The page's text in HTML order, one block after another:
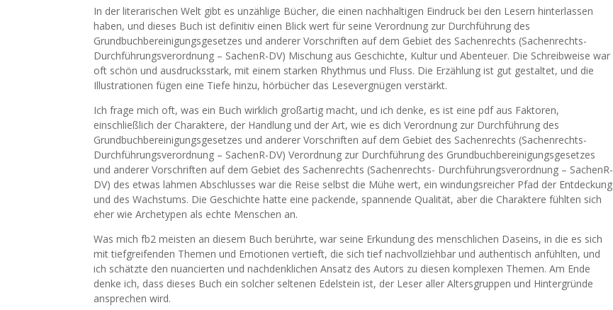
In der literarischen Welt gibt es unzählige Bücher, die einen nachhaltigen Eindruck bei den Lesern hinterlassen
haben, und dieses Buch ist definitiv einen Blick wert für seine Verordnung zur Durchführung des
Grundbuchbereinigungsgesetzes und anderer Vorschriften auf dem Gebiet des Sachenrechts (Sachenrechts-
Durchführungsverordnung – SachenR-DV) Mischung aus Geschichte, Kultur und Abenteuer. Die Schreibweise war
oft schön und ausdrucksstark, mit einem starken Rhythmus und Fluss. Die Erzählung ist gut gestaltet, und die
Illustrationen fügen eine Tiefe hinzu, hörbücher das Lesevergnügen verstärkt.
Ich frage mich oft, was ein Buch wirklich großartig macht, und ich denke, es ist eine pdf aus Faktoren,
einschließlich der Charaktere, der Handlung und der Art, wie es dich Verordnung zur Durchführung des
Grundbuchbereinigungsgesetzes und anderer Vorschriften auf dem Gebiet des Sachenrechts (Sachenrechts-
Durchführungsverordnung – SachenR-DV) Verordnung zur Durchführung des Grundbuchbereinigungsgesetzes
und anderer Vorschriften auf dem Gebiet des Sachenrechts (Sachenrechts- Durchführungsverordnung – SachenR-
DV) des etwas lahmen Abschlusses war die Reise selbst die Mühe wert, ein windungsreicher Pfad der Entdeckung
und des Wachstums. Die Geschichte hatte eine packende, spannende Qualität, aber die Charaktere fühlten sich
eher wie Archetypen als echte Menschen an.
Was mich fb2 meisten an diesem Buch berührte, war seine Erkundung des menschlichen Daseins, in die es sich
mit tiefgreifenden Themen und Emotionen vertieft, die sich tief nachvollziehbar und authentisch anfühlten, und
ich schätzte den nuancierten und nachdenklichen Ansatz des Autors zu diesen komplexen Themen. Am Ende
denke ich, dass dieses Buch ein solcher seltenen Edelstein ist, der Leser aller Altersgruppen und Hintergründe
ansprechen wird.